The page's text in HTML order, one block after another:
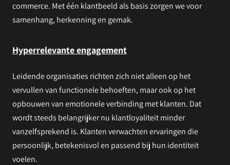
commerce. Met één klantbeeld als basis zorgen we voor
samenhang, herkenning en gemak.
Hyperrelevante engagement
Leidende organisaties richten zich niet alleen op het
vervullen van functionele behoeften, maar ook op het
opbouwen van emotionele verbinding met klanten. Dat
wordt steeds belangrijker nu klantloyaliteit minder
vanzelfsprekend is. Klanten verwachten ervaringen die
persoonlijk, betekenisvol en passend bij hun identiteit
voelen.